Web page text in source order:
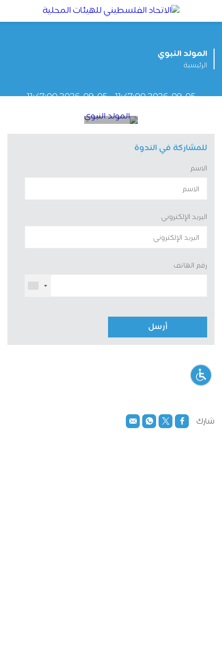
المولد النبوي
الرئيسية
2026-09-05 11:47:00 - 2026-09-05 11:47:00
المولد النبوي
للمشاركة في الندوة
الاسم
البريد الإلكتروني
رقم الهاتف
أرسل
شارك